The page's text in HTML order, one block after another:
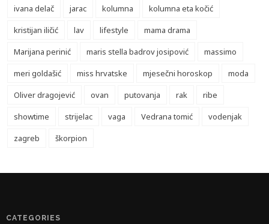
ivana delač
jarac kolumna
kolumna eta kočić
kristijan iličić
lav lifestyle
mama drama
Marijana perinić
maris stella badrov josipović
massimo
meri goldašić
miss hrvatske mjesečni horoskop
moda
Oliver dragojević
ovan putovanja rak
ribe
showtime
strijelac vaga Vedrana tomić
vodenjak
zagreb
škorpion
CATEGORIES